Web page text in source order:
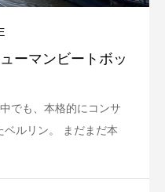
ーマンビートボッ
でも、本格的にコンサ
ベルリン。 まだまだ本